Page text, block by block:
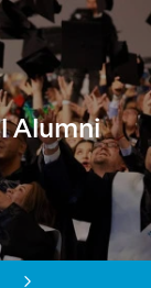
Alumni